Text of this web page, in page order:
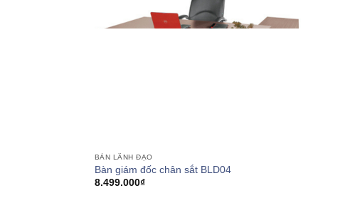
BÀN LÃNH ĐẠO
Bàn giám đốc chân sắt BLD04
8.499.000₫